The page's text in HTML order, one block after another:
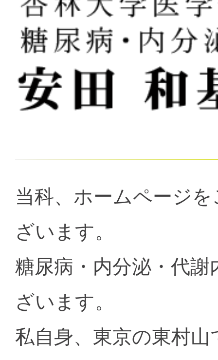
当科、ホームページ
ざいます。
糖尿病・内分泌・代
ざいます。
私自身、東京の東村